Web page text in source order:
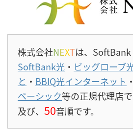
株式会社NEXTは、 SoftBank
SoftBank光 ・ ビッグローブ
と ・ BBIQ光インターネット ・
ベーシック等の正規代理店
及び、 50音順です。